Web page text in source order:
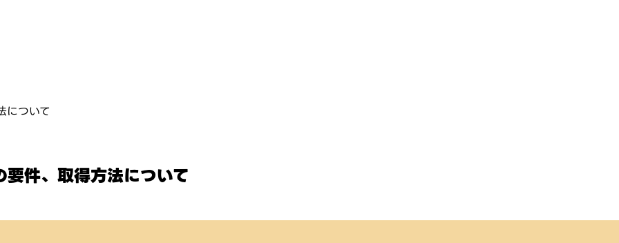
について
件、取得方法について